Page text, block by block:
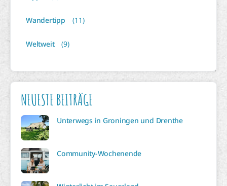
Wandertipp (11)
Weltweit (9)
NEUESTE BEITRÄGE
Unterwegs in Groningen und Drenthe
Community-Wochenende